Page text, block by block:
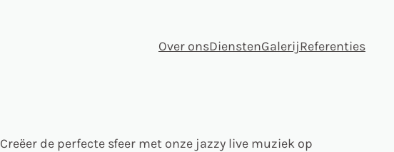
Over onsDienstenGalerijReferenties
Creëer de perfecte sfeer met onze jazzy live muziek op